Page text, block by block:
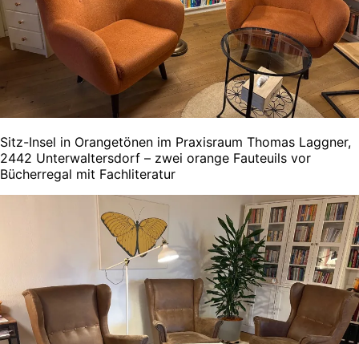
Sitz-Insel in Orangetönen im Praxisraum Thomas Laggner,
2442 Unterwaltersdorf – zwei orange Fauteuils vor
Bücherregal mit Fachliteratur